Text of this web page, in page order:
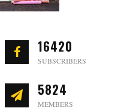
16420
SUBSCRIBERS
5824
MEMBERS